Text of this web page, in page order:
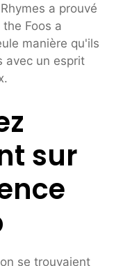
a prouvé
Foos a
manière qu'ils
avec un esprit
sur
se trouvaient